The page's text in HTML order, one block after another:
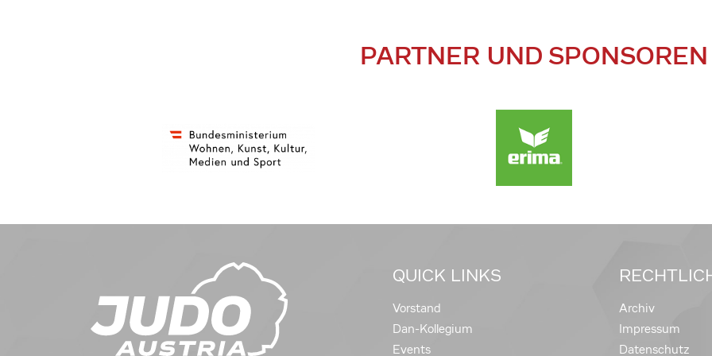
PARTNER UND SPONSOREN
QUICK LINKS
Vorstand
Dan-Kollegium
Events
Archiv
Impressum
Datenschutz